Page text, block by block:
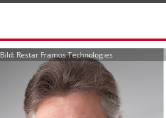
Bild: Restar Framos Technologies